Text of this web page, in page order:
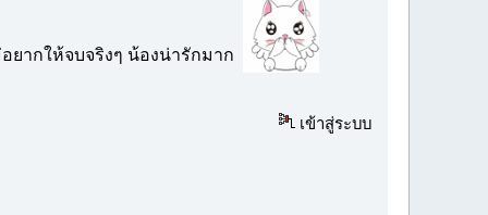
ยากให้จบจริงๆ น้องน่ารักมาก
เข้าสู่ระบบ